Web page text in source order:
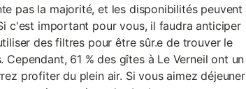
pas la majorité, et les disponibilités peuvent
c'est important pour vous, il faudra anticiper
des filtres pour être sûr.e de trouver le
61 % des gîtes à Le Verneil ont un
profiter du plein air. Si vous aimez déjeuner